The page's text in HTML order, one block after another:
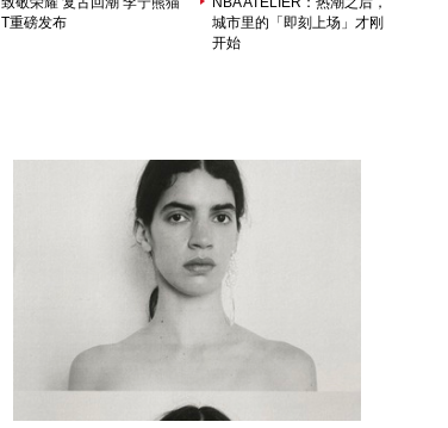
T重磅发布
城市里的「即刻上场」才刚
开始